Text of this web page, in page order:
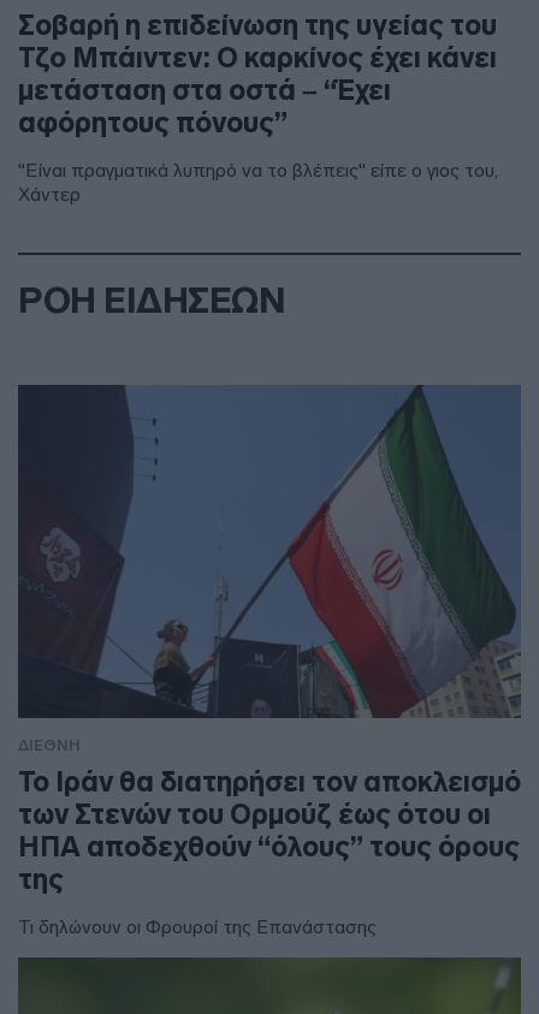
Σοβαρή η επιδείνωση της υγείας του
Τζο Μπάιντεν: Ο καρκίνος έχει κάνει
μετάσταση στα οστά – “Έχει
αφόρητους πόνους”
"Είναι πραγματικά λυπηρό να το βλέπεις" είπε ο γιος του,
Χάντερ
ΡΟΗ ΕΙΔΗΣΕΩΝ
ΔΙΕΘΝΗ
To Ιράν θα διατηρήσει τον αποκλεισμό
των Στενών του Ορμούζ έως ότου οι
ΗΠΑ αποδεχθούν “όλους” τους όρους
της
Τι δηλώνουν οι Φρουροί της Επανάστασης